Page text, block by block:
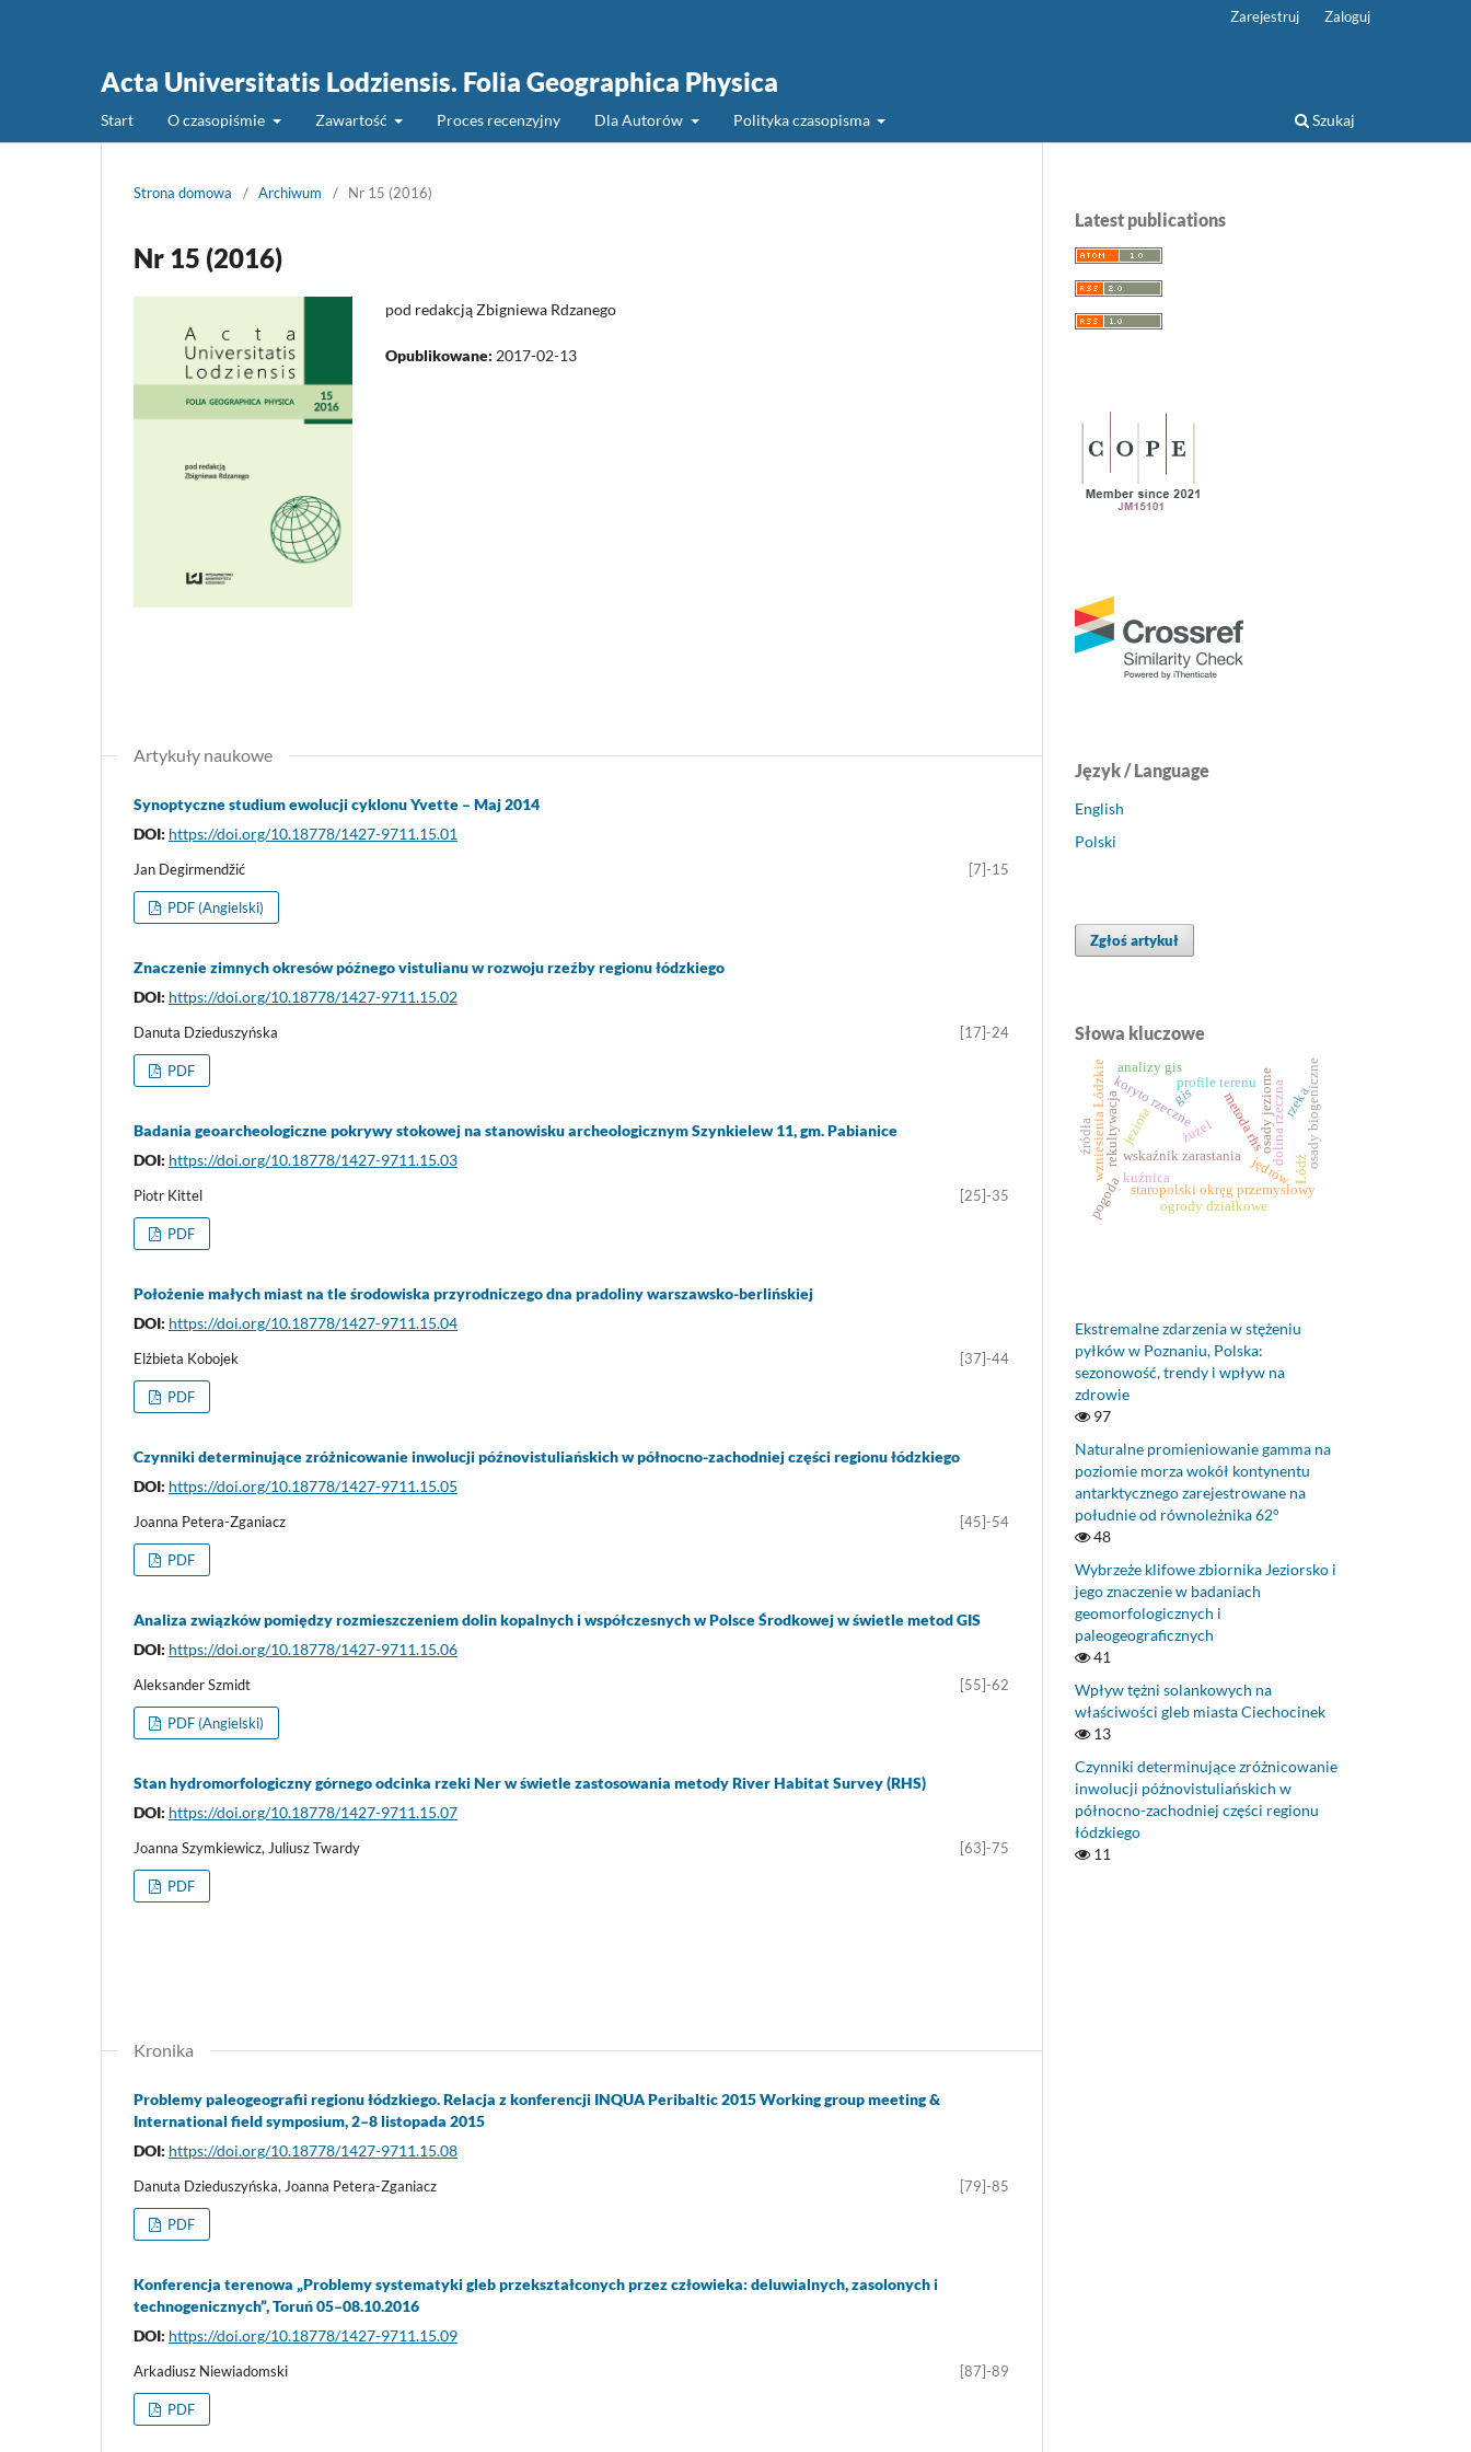
Acta Universitatis Lodziensis. Folia Geographica Physica
Start O czasopiśmie Zawartość Proces recenzyjny Dla Autorów Polityka czasopisma Szukaj
Zarejestruj Zaloguj
Strona domowa / Archiwum / Nr 15 (2016)
Nr 15 (2016)
pod redakcją Zbigniewa Rdzanego
Opublikowane: 2017-02-13
Artykuły naukowe
Synoptyczne studium ewolucji cyklonu Yvette – Maj 2014
DOI: https://doi.org/10.18778/1427-9711.15.01
Jan Degirmendžić [7]-15
PDF (Angielski)
Znaczenie zimnych okresów późnego vistulianu w rozwoju rzeźby regionu łódzkiego
DOI: https://doi.org/10.18778/1427-9711.15.02
Danuta Dzieduszyńska [17]-24
PDF
Badania geoarcheologiczne pokrywy stokowej na stanowisku archeologicznym Szynkielew 11, gm. Pabianice
DOI: https://doi.org/10.18778/1427-9711.15.03
Piotr Kittel [25]-35
PDF
Położenie małych miast na tle środowiska przyrodniczego dna pradoliny warszawsko-berlińskiej
DOI: https://doi.org/10.18778/1427-9711.15.04
Elżbieta Kobojek [37]-44
PDF
Czynniki determinujące zróżnicowanie inwolucji późnovistuliańskich w północno-zachodniej części regionu łódzkiego
DOI: https://doi.org/10.18778/1427-9711.15.05
Joanna Petera-Zganiacz [45]-54
PDF
Analiza związków pomiędzy rozmieszczeniem dolin kopalnych i współczesnych w Polsce Środkowej w świetle metod GIS
DOI: https://doi.org/10.18778/1427-9711.15.06
Aleksander Szmidt [55]-62
PDF (Angielski)
Stan hydromorfologiczny górnego odcinka rzeki Ner w świetle zastosowania metody River Habitat Survey (RHS)
DOI: https://doi.org/10.18778/1427-9711.15.07
Joanna Szymkiewicz, Juliusz Twardy [63]-75
PDF
Kronika
Problemy paleogeografii regionu łódzkiego. Relacja z konferencji INQUA Peribaltic 2015 Working group meeting &
International field symposium, 2–8 listopada 2015
DOI: https://doi.org/10.18778/1427-9711.15.08
Danuta Dzieduszyńska, Joanna Petera-Zganiacz [79]-85
PDF
Konferencja terenowa „Problemy systematyki gleb przekształconych przez człowieka: deluwialnych, zasolonych i
technogenicznych”, Toruń 05–08.10.2016
DOI: https://doi.org/10.18778/1427-9711.15.09
Arkadiusz Niewiadomski [87]-89
PDF
Latest publications
Język / Language
English
Polski
Zgłoś artykuł
Słowa kluczowe
jędrów
żużel osady jeziorne
kuźnica
staropolski okręg przemysłowy
jeziora
wskaźnik zarastania dolina rzeczna
koryto rzeczne metoda rhs
wzniesienia Łódzkie
ogrody działkowe
Łódź
gis
profile terenu
analizy gis osady biogeniczne
rekultywacja
pogoda
źródła
rzeka
Ekstremalne zdarzenia w stężeniu
pyłków w Poznaniu, Polska:
sezonowość, trendy i wpływ na
zdrowie
97
Naturalne promieniowanie gamma na
poziomie morza wokół kontynentu
antarktycznego zarejestrowane na
południe od równoleżnika 62°
48
Wybrzeże klifowe zbiornika Jeziorsko i
jego znaczenie w badaniach
geomorfologicznych i
paleogeograficznych
41
Wpływ tężni solankowych na
właściwości gleb miasta Ciechocinek
13
Czynniki determinujące zróżnicowanie
inwolucji późnovistuliańskich w
północno-zachodniej części regionu
łódzkiego
11